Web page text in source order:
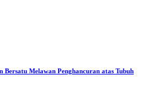
Bersatu Melawan Penghancuran atas Tubuh